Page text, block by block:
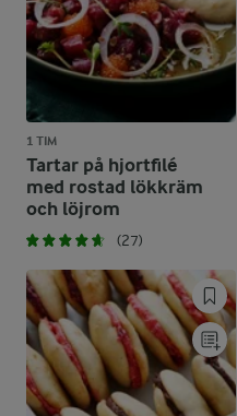
1 TIM
Tartar på hjortfilé
med rostad lökkräm
och löjrom
(27)